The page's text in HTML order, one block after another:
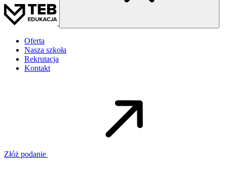
Oferta
Nasza szkoła
Rekrutacja
Kontakt
Złóż podanie